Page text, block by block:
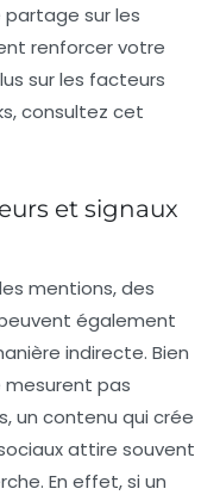
partage sur les
renforcer votre
sur les facteurs
consultez cet
et signaux
mentions, des
également
indirecte. Bien
mesurent pas
un contenu qui crée
attire souvent
En effet, si un